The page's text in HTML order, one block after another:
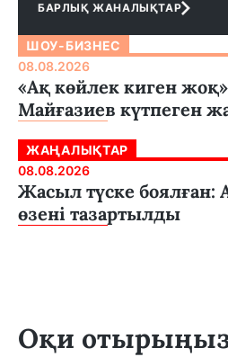
БАРЛЫҚ ЖАНАЛЫҚТАР
ШОУ-БИЗНЕС
08.08.2026
«Ақ көйлек киген
Майғазиев күтпеген
ЖАҢАЛЫҚТАР
08.08.2026
Жасыл түске боялған:
өзені тазартылды
Оқи